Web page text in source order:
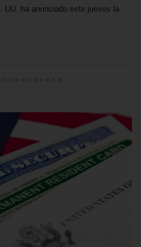
UU. ha anunciado este jueves la